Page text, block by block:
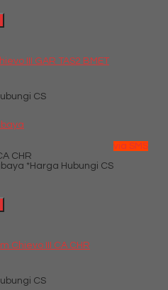
III GAR TAS2 BMET
CS
via SMS
CHR
*Harga Hubungi CS
Chievo III CA CHR
CS